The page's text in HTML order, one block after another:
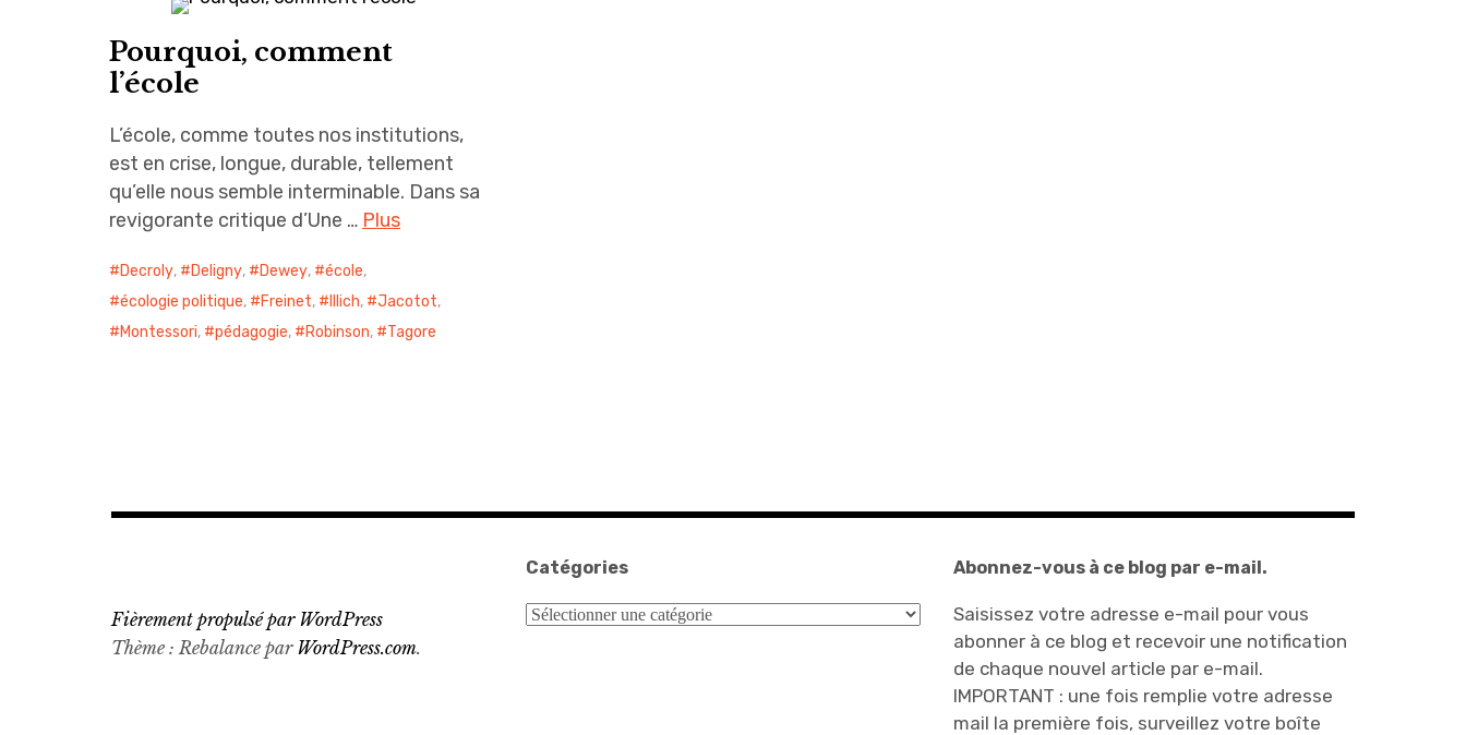
Pourquoi, comment
l’école
L’école, comme toutes nos institutions,
est en crise, longue, durable, tellement
qu’elle nous semble interminable. Dans sa
revigorante critique d’Une … Plus
Decroly, Deligny, Dewey, école,
écologie politique, Freinet, Illich, Jacotot,
Montessori, pédagogie, Robinson, Tagore
Catégories
Catégories
Abonnez-vous à ce blog par e-mail.
Saisissez votre adresse e-mail pour vous
abonner à ce blog et recevoir une notification
de chaque nouvel article par e-mail.
IMPORTANT : une fois remplie votre adresse
mail la première fois, surveillez votre boîte
Fièrement propulsé par WordPress
Thème : Rebalance par WordPress.com.